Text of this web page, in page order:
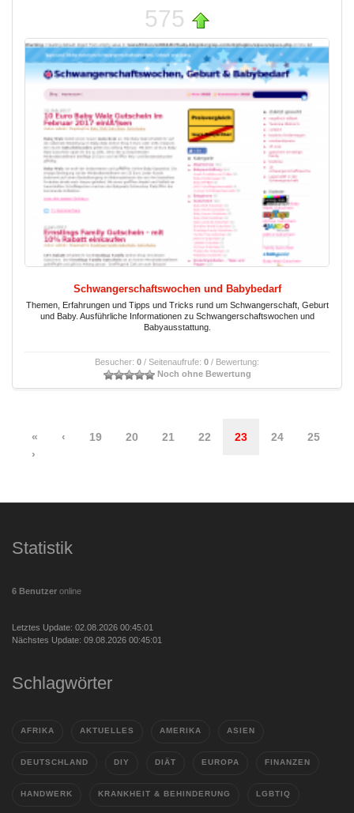
575
Schwangerschaftswochen und Babybedarf
Themen, Erfahrungen und Tipps und Tricks rund um Schwangerschaft, Geburt
und Baby. Ausführliche Informationen zu Schwangerschaftswochen und
Babyausstattung.
Besucher: 0 / Seitenaufrufe: 0 / Bewertung:
Noch ohne Bewertung
« ‹ 19 20 21 22 23 24
25
›
Statistik
6 Benutzer online
Letztes Update: 02.08.2026 00:45:01
Nächstes Update: 09.08.2026 00:45:01
Schlagwörter
AFRIKA AKTUELLES AMERIKA ASIEN
DEUTSCHLAND DIY DIÄT EUROPA FINANZEN
HANDWERK KRANKHEIT & BEHINDERUNG LGBTIQ